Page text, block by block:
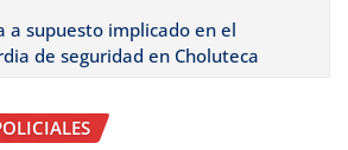
a supuesto implicado en el
de seguridad en Choluteca